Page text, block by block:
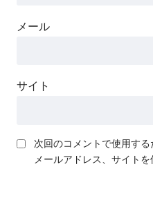
メール
サイト
次回のコメントで使用する
メールアドレス、サイトを